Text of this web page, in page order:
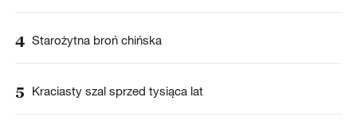
4 Starożytna broń chińska
5 Kraciasty szal sprzed tysiąca lat